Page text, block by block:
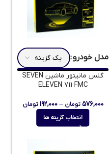
مدل خودرو
گلس مانیتور ماشین SEVEN
ELEVEN 711 FMC
۵۷۶,۰۰۰ تومان – ۱۹۲,۰۰۰ تومان
انتخاب گزینه ها